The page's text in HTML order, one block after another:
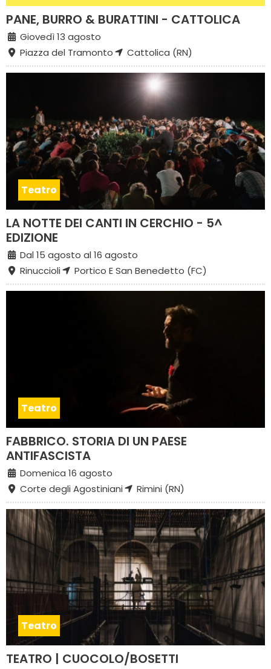
PANE, BURRO & BURATTINI - CATTOLICA
Giovedì 13 agosto
Piazza del Tramonto
Cattolica (RN)
Teatro
LA NOTTE DEI CANTI IN CERCHIO - 5^
EDIZIONE
Dal 15 agosto al 16 agosto
Rinuccioli
Portico E San Benedetto (FC)
Teatro
FABBRICO. STORIA DI UN PAESE
ANTIFASCISTA
Domenica 16 agosto
Corte degli Agostiniani
Rimini (RN)
Teatro
TEATRO | CUOCOLO/BOSETTI